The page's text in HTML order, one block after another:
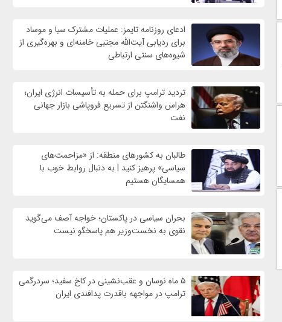
ادعای روزنامه تایمز: عملیات مشترک سیا و موساد
برای ردیابی آیت‌الله مجتبی خامنه‌ای و بهره‌گیری از
شیوه‌های سنتی ارتباطی
تردید ترامپ برای حمله به تأسیسات انرژی ایران؛
هراس واشنگتن از تسریع فروپاشی بازار جهانی
نفت
طالبان به کشورهای منطقه: از «مزاحمت‌های
سیاسی» پرهیز کنید | به دنبال روابط خوب با
همسایگان هستیم
بحران سیاسی در پاکستان؛ خواجه آصف می‌گوید
نقوی به نخست‌وزیر هم پاسخگو نیست
۵ ماه نوسان و عقب‌نشینی در کاخ سفید؛ سردرگمی
ترامپ در مواجهه باقدرت پدافندی ایران